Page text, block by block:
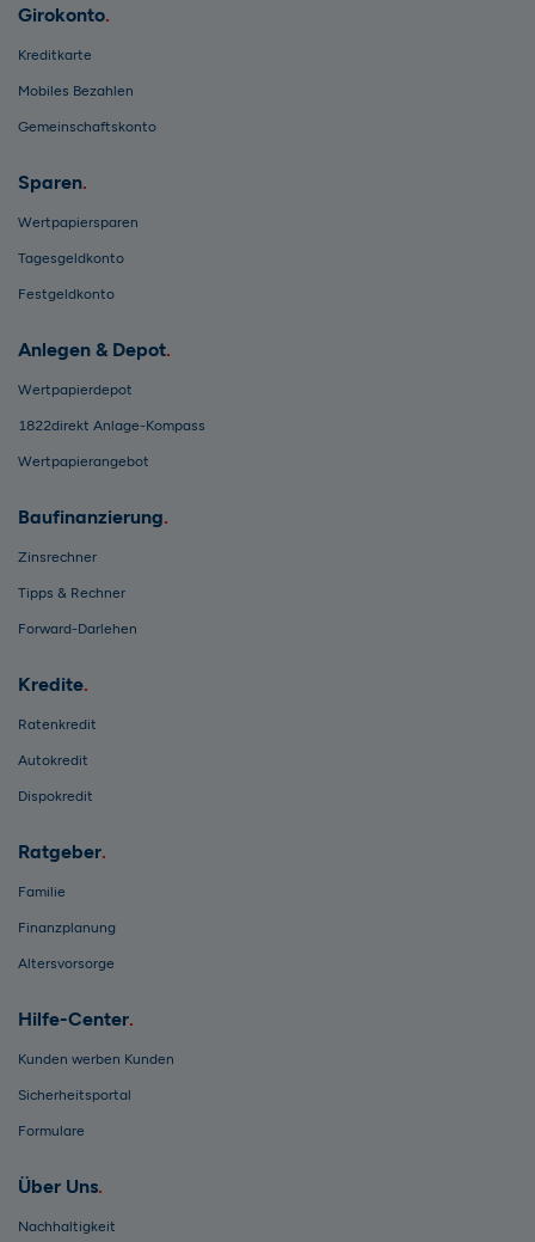
Girokonto
Kreditkarte
Mobiles Bezahlen
Gemeinschaftskonto
Sparen
Wertpapiersparen
Tagesgeldkonto
Festgeldkonto
Anlegen & Depot
Wertpapierdepot
1822direkt Anlage-Kompass
Wertpapierangebot
Baufinanzierung
Zinsrechner
Tipps & Rechner
Forward-Darlehen
Kredite
Ratenkredit
Autokredit
Dispokredit
Ratgeber
Familie
Finanzplanung
Altersvorsorge
Hilfe-Center
Kunden werben Kunden
Sicherheitsportal
Formulare
Über Uns
Nachhaltigkeit